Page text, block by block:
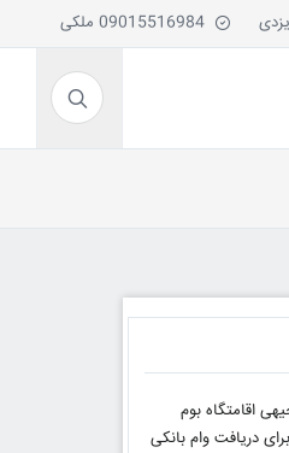
اقامتگاه بوم
دریافت وام بانکی